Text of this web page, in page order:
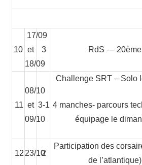
10
17/09
et
18/09
3 RdS — 20ème
11
08/10
et
09/10
3-1
Challenge SRT – Solo
4 manches- parcours
équipage le
12 23/10
2
Participation des
de l’atlantique)